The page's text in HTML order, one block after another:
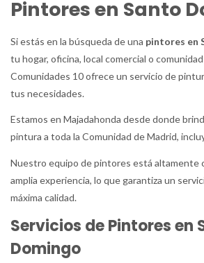
Pintores en Santo
Si estás en la búsqueda de una pintores en
tu hogar, oficina, local comercial o
Comunidades 10 ofrece un servicio de
tus necesidades.
Estamos en Majadahonda desde donde
pintura a toda la Comunidad de Madrid,
Nuestro equipo de pintores está altamente
amplia experiencia, lo que garantiza un
máxima calidad.
Servicios de Pintores en
Domingo